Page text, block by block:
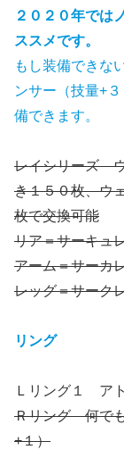
２０２０年では
ススメです。
もし装備できな
ンサー（技量+
備できます。
レイシリーズ
き１５０枚、ウ
枚で交換可能
リア＝サーキュ
アーム＝サーカ
レッグ＝サーク
リング
Ｌリング１ ア
Ｒリング 何で
+１）